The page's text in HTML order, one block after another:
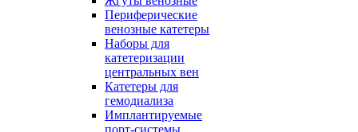
Периферические
венозные катетеры
Наборы для
катетеризации
центральных вен
Катетеры для
гемодиализа
Имплантируемые
порт‑системы